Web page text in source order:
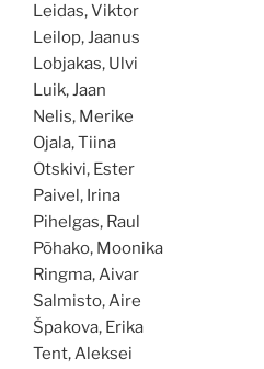
Leidas, Viktor
Leilop, Jaanus
Lobjakas, Ulvi
Luik, Jaan
Nelis, Merike
Ojala, Tiina
Otskivi, Ester
Paivel, Irina
Pihelgas, Raul
Põhako, Moonika
Ringma, Aivar
Salmisto, Aire
Špakova, Erika
Tent, Aleksei